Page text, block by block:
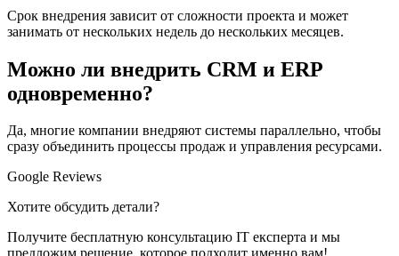
Срок внедрения зависит от сложности проекта и может
занимать от нескольких недель до нескольких месяцев.
Можно ли внедрить CRM и ERP
одновременно?
Да, многие компании внедряют системы параллельно, чтобы
сразу объединить процессы продаж и управления ресурсами.
Google Reviews
Хотите обсудить детали?
Получите бесплатную консультацию ІТ експерта и мы